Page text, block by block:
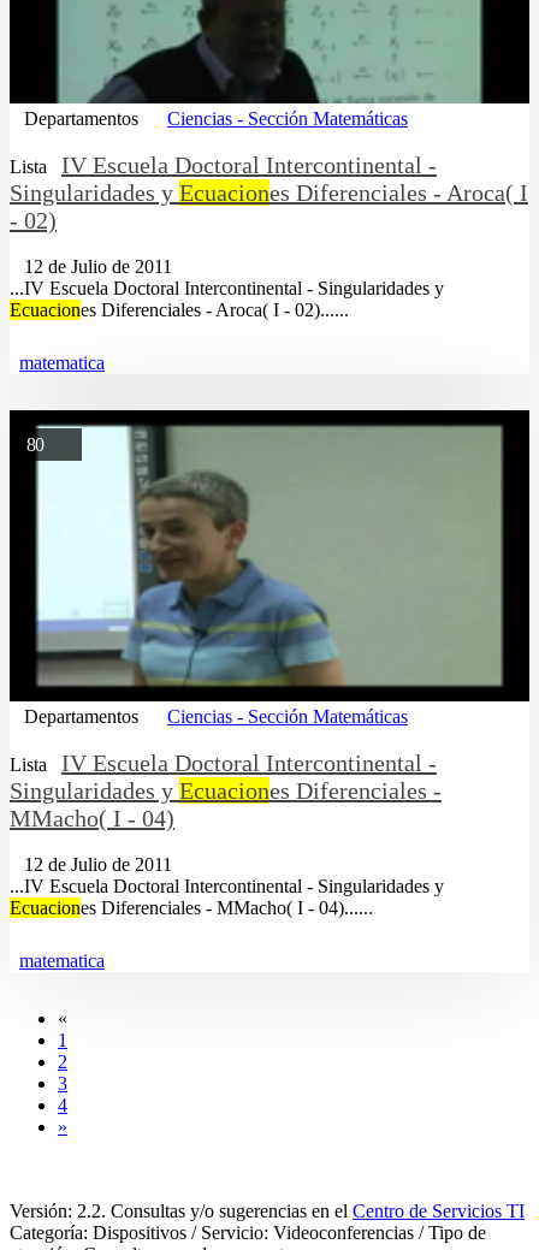
Departamentos Ciencias - Sección Matemáticas
Lista
IV Escuela Doctoral Intercontinental -
Singularidades y Ecuaciones Diferenciales - Aroca( I
- 02)
12 de Julio de 2011
...IV Escuela Doctoral Intercontinental - Singularidades y
Ecuaciones Diferenciales - Aroca( I - 02)......
matematica
80
Departamentos Ciencias - Sección Matemáticas
Lista
IV Escuela Doctoral Intercontinental -
Singularidades y Ecuaciones Diferenciales -
MMacho( I - 04)
12 de Julio de 2011
...IV Escuela Doctoral Intercontinental - Singularidades y
Ecuaciones Diferenciales - MMacho( I - 04)......
matematica
«
1
2
3
4
»
Versión: 2.2. Consultas y/o sugerencias en el Centro de Servicios TI
Categoría: Dispositivos / Servicio: Videoconferencias / Tipo de